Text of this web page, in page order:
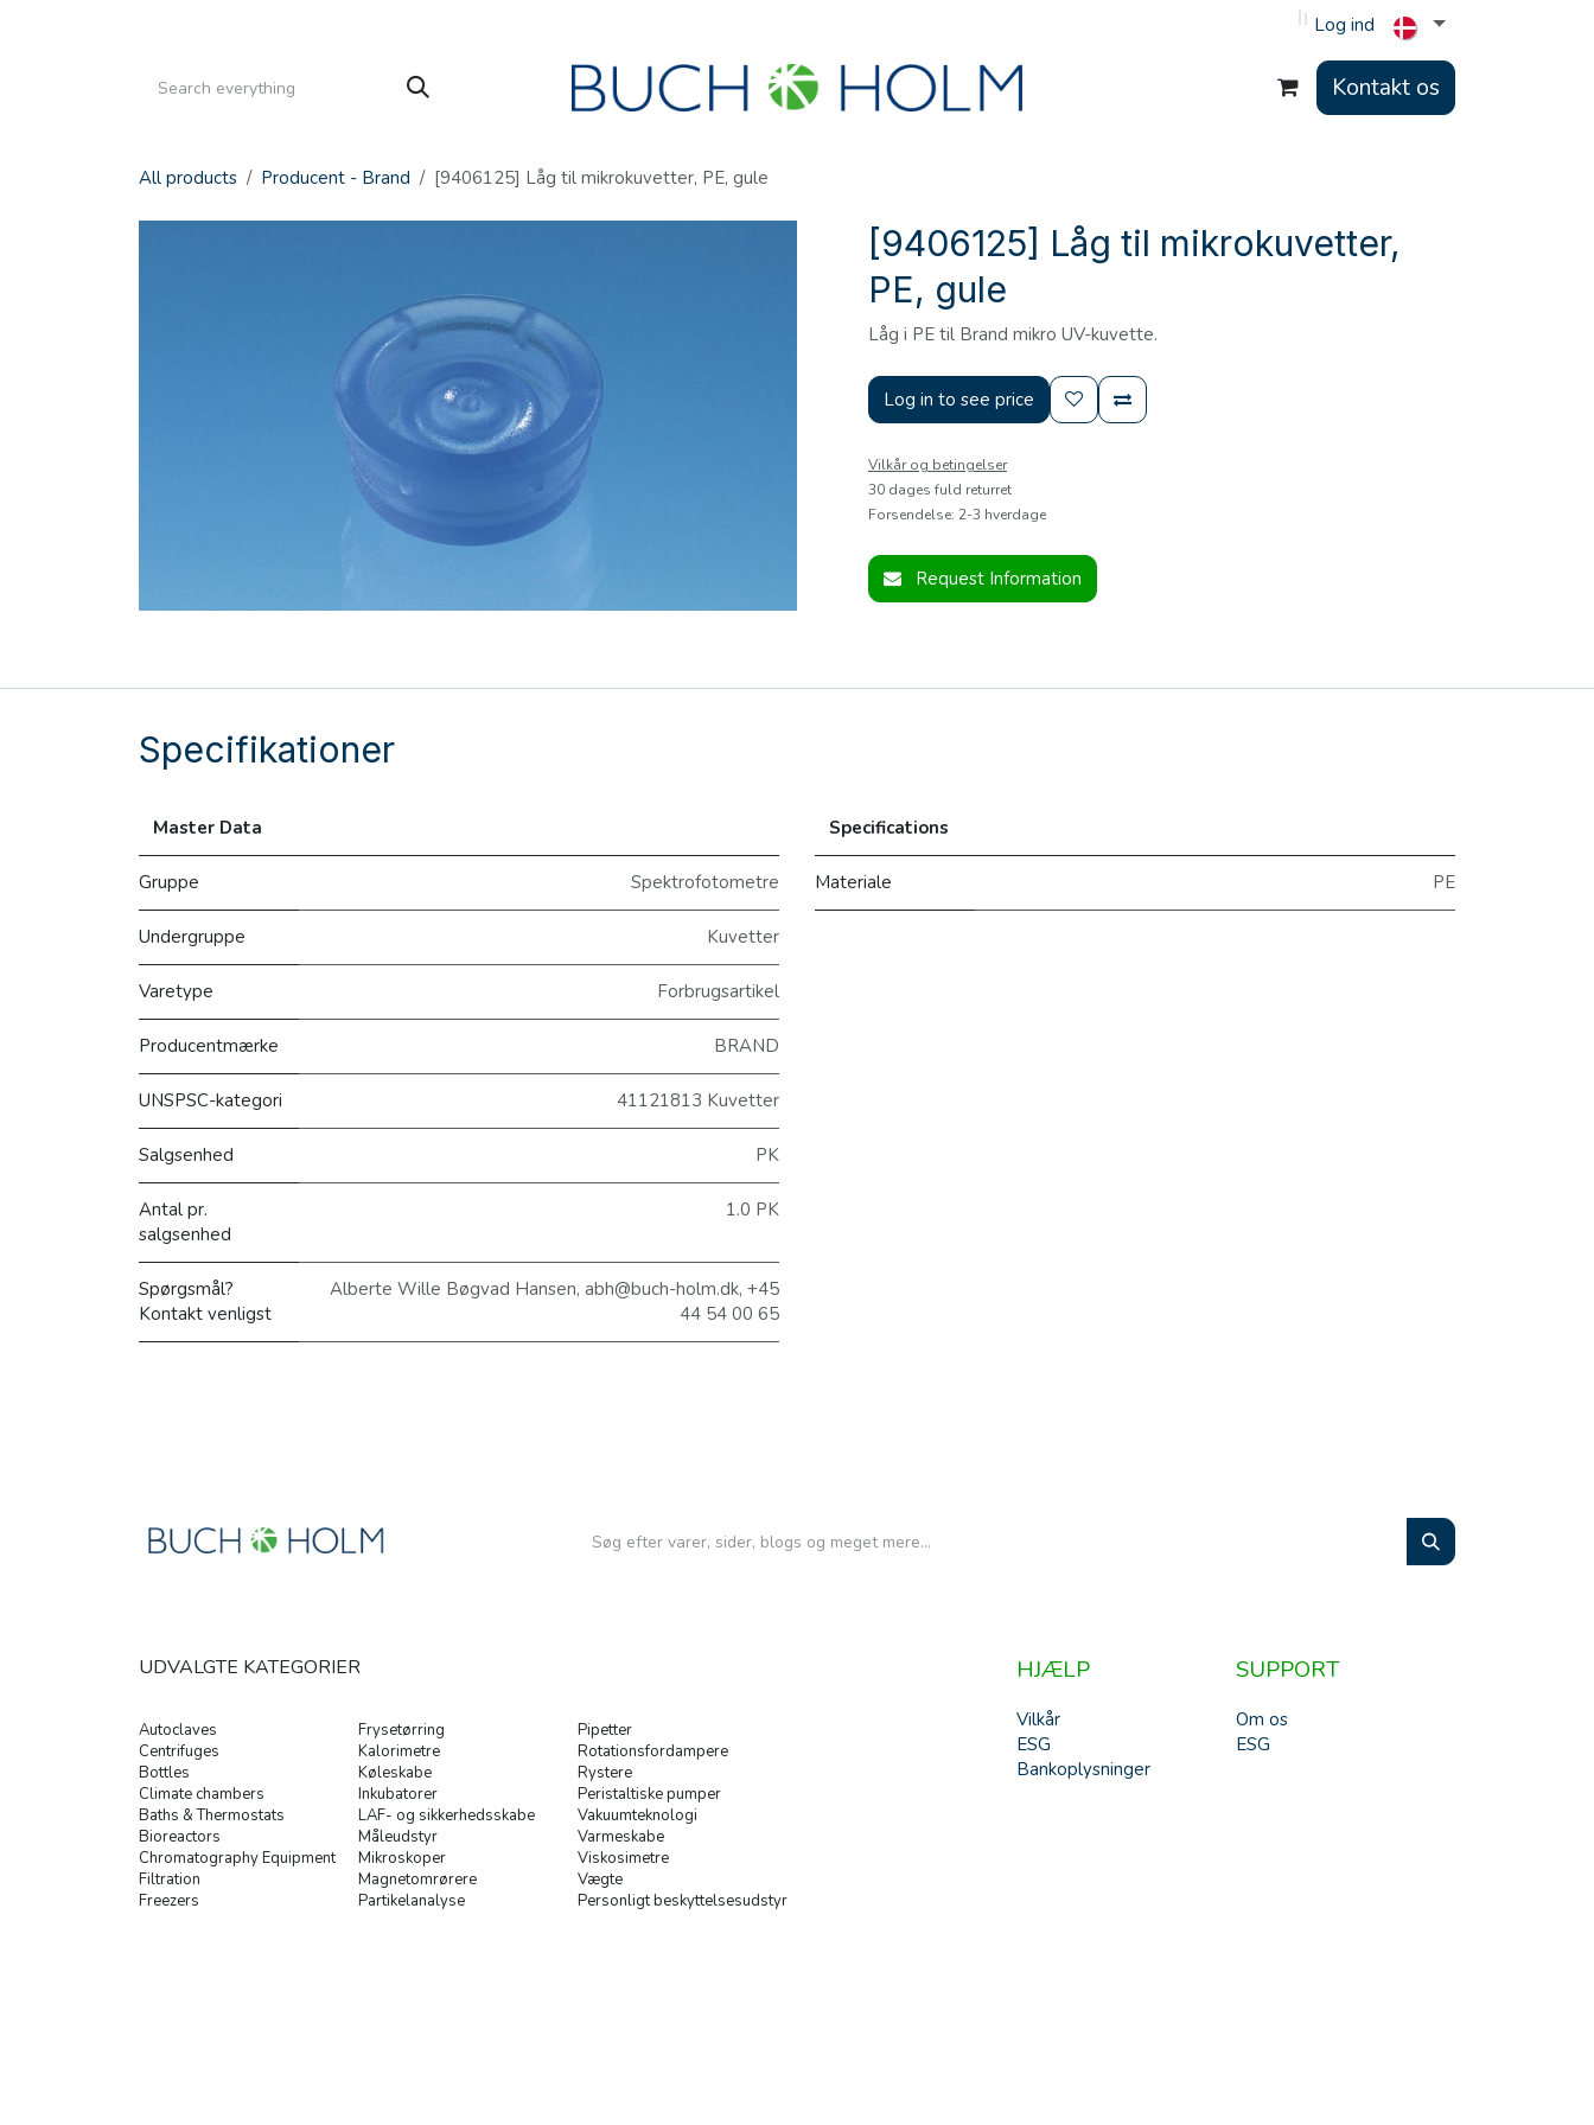
Log ind
Kontakt os
All products Producent - Brand [9406125] Låg til mikrokuvetter, PE, gule
[9406125] Låg til mikrokuvetter,
PE, gule
Låg i PE til Brand mikro UV-kuvette.
Log in to see price
Vilkår og betingelser
30 dages fuld returret
Forsendelse: 2-3 hverdage
Request Information
Specifikationer
Master Data
Gruppe Spektrofotometre
Undergruppe Kuvetter
Varetype Forbrugsartikel
Producentmærke BRAND
UNSPSC-kategori 41121813 Kuvetter
Salgsenhed PK
Antal pr.
salgsenhed
1.0 PK
Spørgsmål?
Kontakt venligst
Alberte Wille Bøgvad Hansen, abh@buch-holm.dk, +45
44 54 00 65
Specifications
Materiale PE
Autoclaves
Centrifuges
Bottles
Climate chambers
Baths & Thermostats
Bioreactors
Chromatography Equipment
Filtration
Freezers
Frysetørring
Kalorimetre
Køleskabe
Inkubatorer
LAF- og sikkerhedsskabe
Måleudstyr
Mikroskoper
Magnetomrørere
Partikelanalyse
Pipetter
Rotationsfordampere
Rystere
Peristaltiske pumper
Vakuumteknologi
Varmeskabe
Viskosimetre
Vægte
Personligt beskyttelsesudstyr
UDVALGTE KATEGORIER SUPPORT
Om os
ESG
Vilkår
ESG
Bankoplysninger
HJÆLP